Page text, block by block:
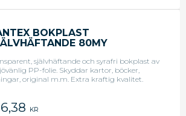
BOKPLAST
80MY
självhäftande och syrafri bokplast av
PP-folie. Skyddar kartor, böcker,
original m.m. Extra kraftig kvalitet.
häftförmåga.
KR